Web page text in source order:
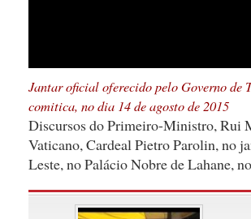
Jantar oficial oferecido pelo Governo de
comitica, no dia 14 de agosto de 2015
Discursos do Primeiro-Ministro, Rui
Vaticano, Cardeal Pietro Parolin, no
Leste, no Palácio Nobre de Lahane,